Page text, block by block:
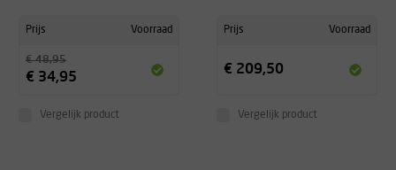
Prijs Voorraad
€ 48,95
€ 34,95
Vergelijk product
Prijs Voorraad
€ 209,50
Vergelijk product